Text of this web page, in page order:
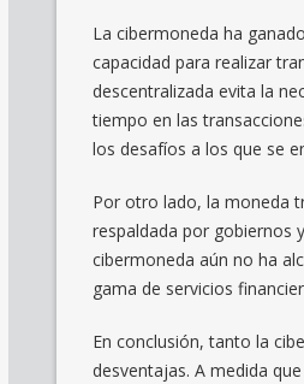
La cibermoneda ha
capacidad para realizar
descentralizada evita la
tiempo en las
los desafíos a los que se
Por otro lado, la moneda
respaldada por gobiernos
cibermoneda aún no ha
gama de servicios
En conclusión, tanto la
desventajas. A medida